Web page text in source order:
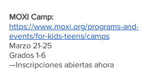
MOXI Camp:
https://www.moxi.org/programs-and-
events/for-kids-teens/camps
Marzo 21-25
Grados 1-6
—Inscripciones abiertas ahora